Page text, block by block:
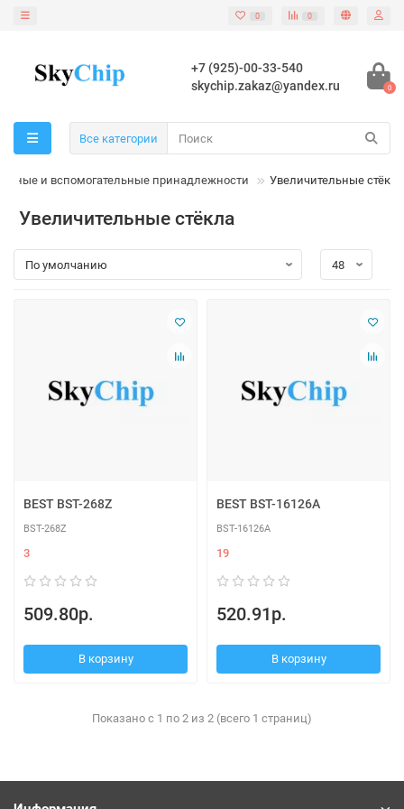
0 0
+7 (925)-00-33-540
skychip.zakaz@yandex.ru
0
Все категории
и вспомогательные принадлежности Увеличительные стёкла
Увеличительные стёкла
BEST BST-268Z
BST-268Z
3
509.80р.
В корзину
BEST BST-16126A
BST-16126A
19
520.91р.
В корзину
Показано с 1 по 2 из 2 (всего 1 страниц)